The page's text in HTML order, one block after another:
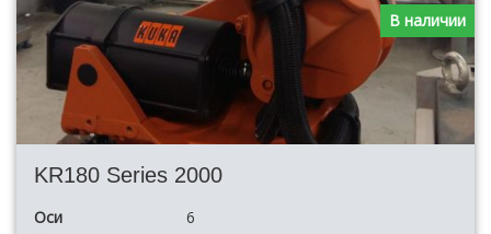
KR180 Series 2000
Оси
6
В наличии